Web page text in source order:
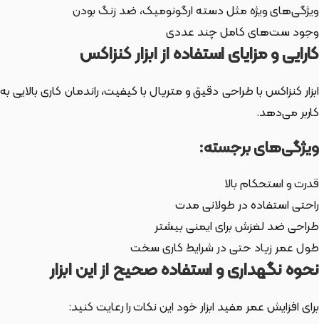
ویژگی‌های ویژه مثل دسته ارگونومیک، ضد زنگ بودن
وجود ست‌های کامل چند عددی
کارایی و مزایای استفاده از ابزار کنزاکس
ابزار کنزاکس با طراحی دقیق و متریال با کیفیت، راندمان کاری بالایی به
کاربر می‌دهد.
ویژگی‌های برجسته:
قدرت و استحکام بالا
راحتی استفاده در طولانی مدت
طراحی ضد لغزش برای ایمنی بیشتر
طول عمر زیاد حتی در شرایط کاری سخت
نحوه نگهداری و استفاده صحیح از این ابزار
برای افزایش عمر مفید ابزار خود این نکات را رعایت کنید: